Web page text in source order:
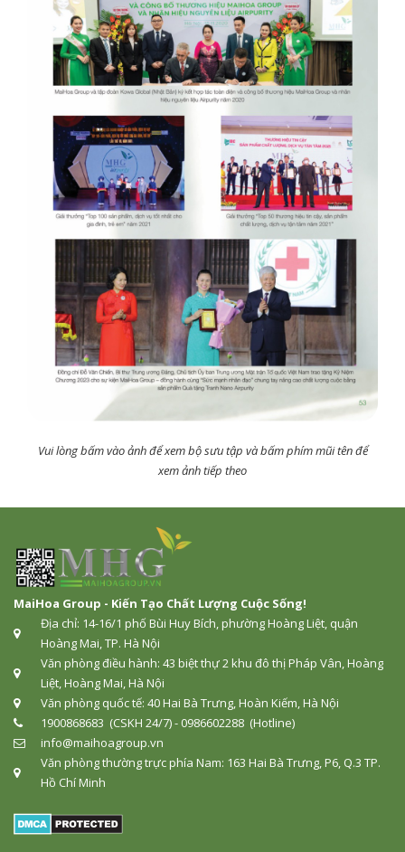
Vui lòng bấm vào ảnh để xem bộ sưu tập và bấm phím mũi tên để
xem ảnh tiếp theo
MaiHoa Group - Kiến Tạo Chất Lượng Cuộc Sống!
Địa chỉ: 14-16/1 phố Bùi Huy Bích, phường Hoàng Liệt, quận
Hoàng Mai, TP. Hà Nội
Văn phòng điều hành: 43 biệt thự 2 khu đô thị Pháp Vân, Hoàng
Liệt, Hoàng Mai, Hà Nội
Văn phòng quốc tế: 40 Hai Bà Trưng, Hoàn Kiếm, Hà Nội
1900868683 (CSKH 24/7) - 0986602288 (Hotline)
info@maihoagroup.vn
Văn phòng thường trực phía Nam: 163 Hai Bà Trưng, P6, Q.3 TP.
Hồ Chí Minh